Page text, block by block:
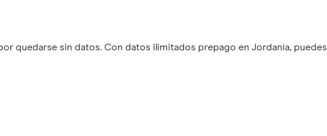
quedarse sin datos. Con datos ilimitados prepago en Jordania,